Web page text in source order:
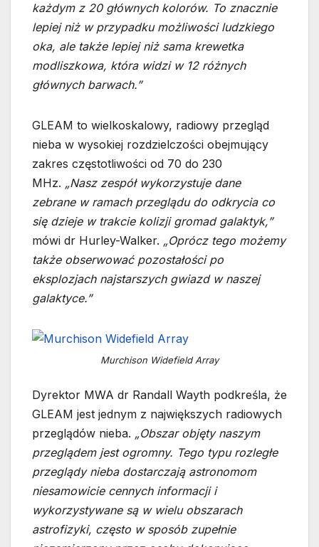
każdym z 20 głównych kolorów. To znacznie
lepiej niż w przypadku możliwości ludzkiego
oka, ale także lepiej niż sama krewetka
modliszkowa, która widzi w 12 różnych
głównych barwach.”
GLEAM to wielkoskalowy, radiowy przegląd
nieba w wysokiej rozdzielczości obejmujący
zakres częstotliwości od 70 do 230
MHz. „Nasz zespół wykorzystuje dane
zebrane w ramach przeglądu do odkrycia co
się dzieje w trakcie kolizji gromad galaktyk,”
mówi dr Hurley-Walker. „Oprócz tego możemy
także obserwować pozostałości po
eksplozjach najstarszych gwiazd w naszej
galaktyce.”
Murchison Widefield Array
Dyrektor MWA dr Randall Wayth podkreśla, że
GLEAM jest jednym z największych radiowych
przeglądów nieba. „Obszar objęty naszym
przeglądem jest ogromny. Tego typu rozległe
przeglądy nieba dostarczają astronomom
niesamowicie cennych informacji i
wykorzystywane są w wielu obszarach
astrofizyki, często w sposób zupełnie